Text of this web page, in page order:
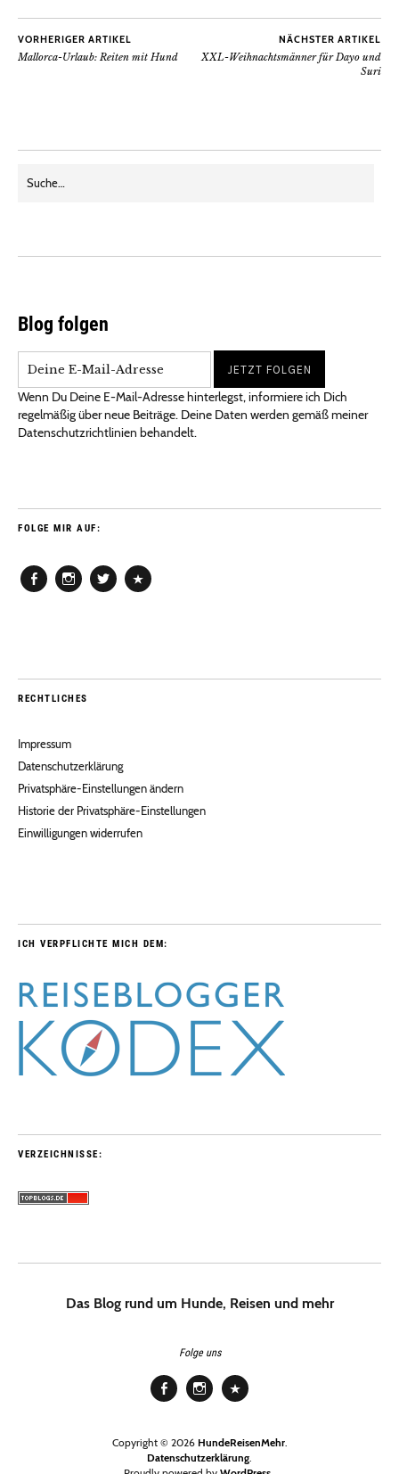
VORHERIGER ARTIKEL
Mallorca-Urlaub: Reiten mit Hund
NÄCHSTER ARTIKEL
XXL-Weihnachtsmänner für Dayo und
Suri
Blog folgen
Wenn Du Deine E-Mail-Adresse hinterlegst, informiere ich Dich
regelmäßig über neue Beiträge. Deine Daten werden gemäß meiner
Datenschutzrichtlinien behandelt.
FOLGE MIR AUF:
RECHTLICHES
Impressum
Datenschutzerklärung
Privatsphäre-Einstellungen ändern
Historie der Privatsphäre-Einstellungen
Einwilligungen widerrufen
ICH VERPFLICHTE MICH DEM:
VERZEICHNISSE:
Das Blog rund um Hunde, Reisen und mehr
Folge uns
Copyright © 2026 HundeReisenMehr
Datenschutzerklärung